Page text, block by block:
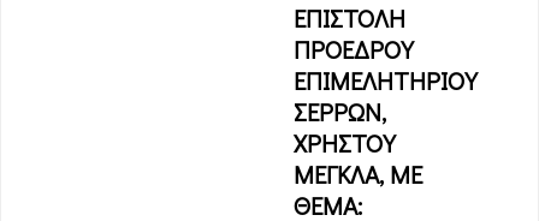
ΕΠΙΣΤΟΛΗ
ΠΡΟΕΔΡΟΥ
ΕΠΙΜΕΛΗΤΗΡΙΟΥ
ΣΕΡΡΩΝ,
ΧΡΗΣΤΟΥ
ΜΕΓΚΛΑ, ΜΕ
ΘΕΜΑ: